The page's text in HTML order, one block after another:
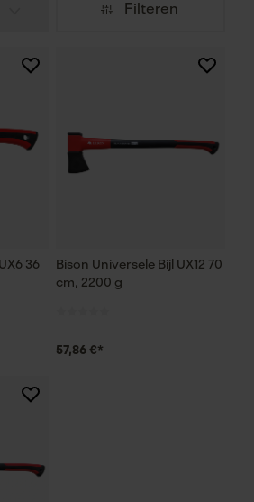
Filteren
36
Bison Universele Bijl UX12 70
cm, 2200 g
57,86 €*